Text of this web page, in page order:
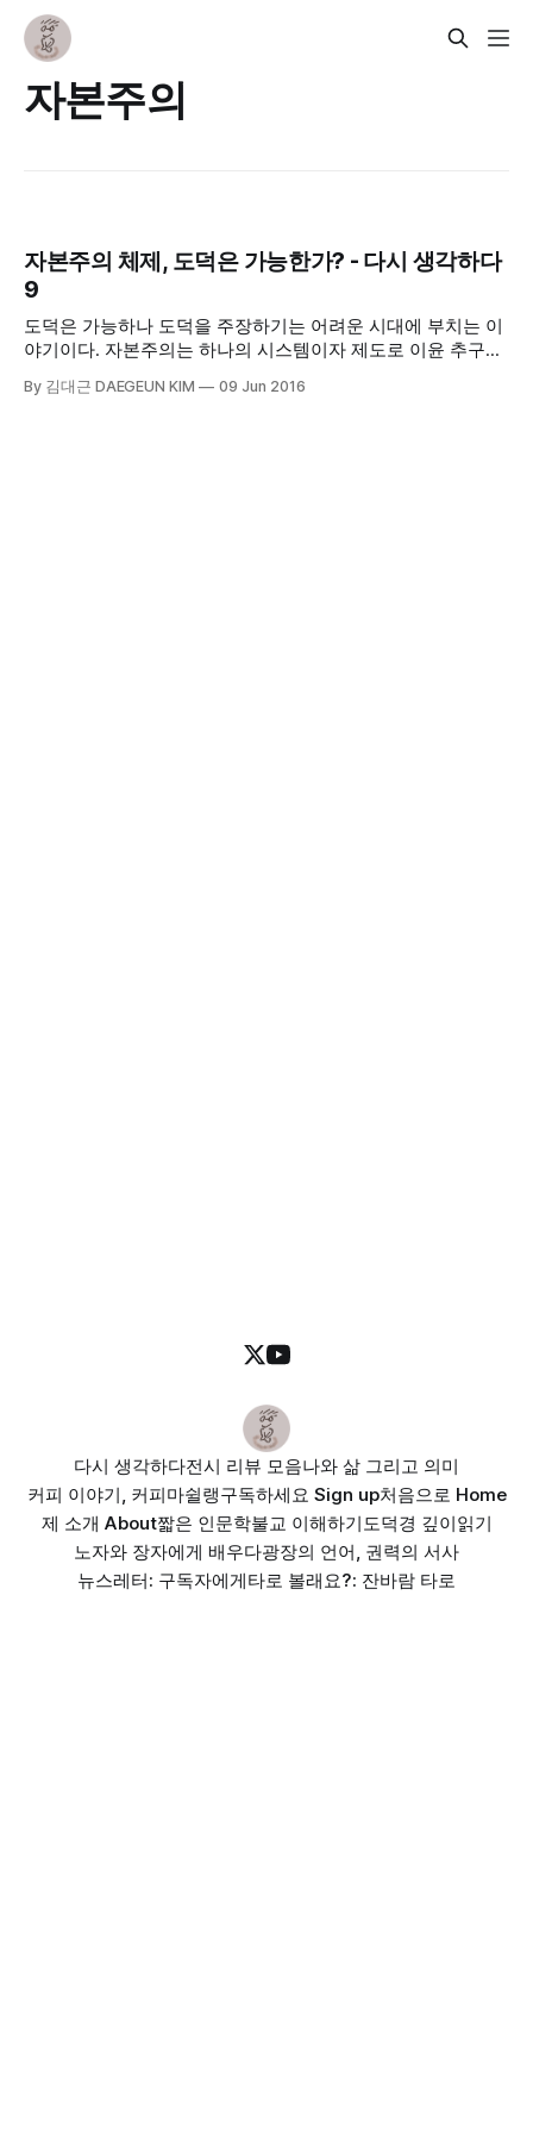
자본주의
자본주의 체제, 도덕은 가능한가? - 다시 생각하다
9
도덕은 가능하나 도덕을 주장하기는 어려운 시대에 부치는 이
야기이다. 자본주의는 하나의 시스템이자 제도로 이윤 추구를
(이윤)이 인간(도덕)보다 더 우위를 갖추기도 한다. 그래서 늘
By 김대근 DAEGEUN KIM 09 Jun 2016
다시 생각하다전시 리뷰 모음나와 삶 그리고 의미
커피 이야기, 커피마쉴랭구독하세요 Sign up처음으로 Home
제 소개 About짧은 인문학불교 이해하기도덕경 깊이읽기
노자와 장자에게 배우다광장의 언어, 권력의 서사
뉴스레터: 구독자에게타로 볼래요?: 잔바람 타로